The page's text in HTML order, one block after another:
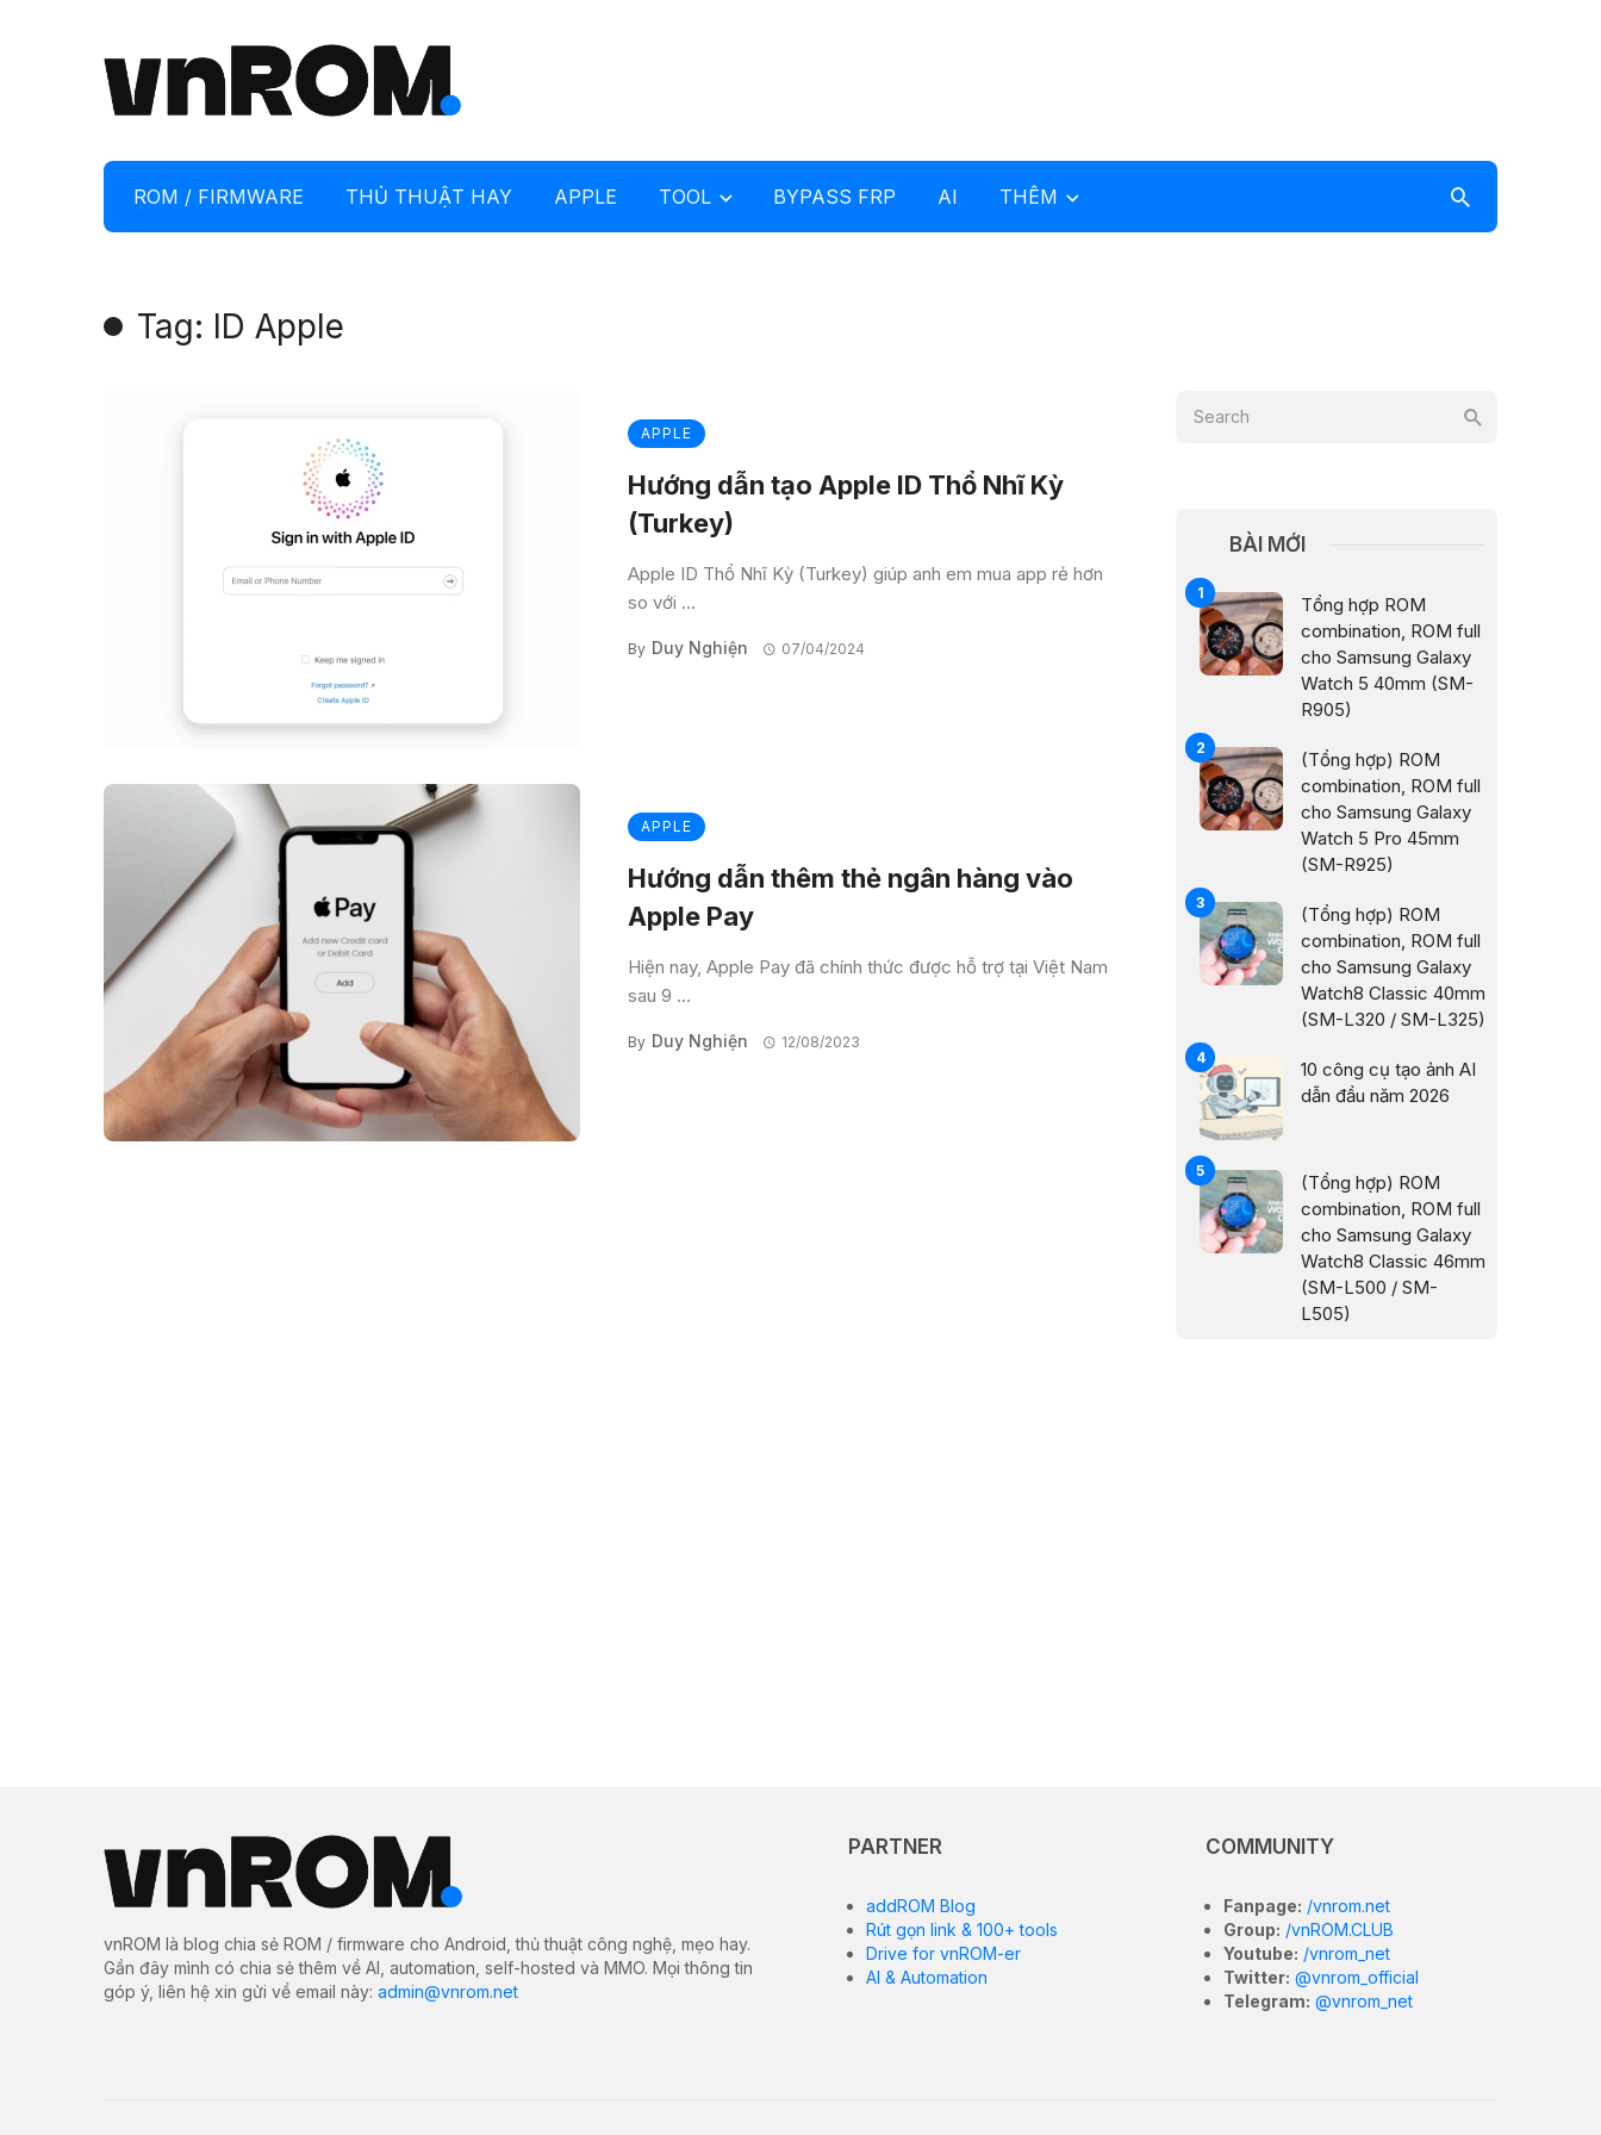
ROM / FIRMWARE THỦ THUẬT HAY APPLE TOOL BYPASS FRP AI THÊM
Tag: ID Apple
APPLE
Hướng dẫn tạo Apple ID Thổ Nhĩ Kỳ
(Turkey)
Apple ID Thổ Nhĩ Kỳ (Turkey) giúp anh em mua app rẻ hơn
so với ...
By Duy Nghiện 07/04/2024
APPLE
Hướng dẫn thêm thẻ ngân hàng vào
Apple Pay
Hiện nay, Apple Pay đã chính thức được hỗ trợ tại Việt Nam
sau 9 ...
By Duy Nghiện 12/08/2023
BÀI MỚI
Tổng hợp ROM
combination, ROM full
cho Samsung Galaxy
Watch 5 40mm (SM-
R905)
(Tổng hợp) ROM
combination, ROM full
cho Samsung Galaxy
Watch 5 Pro 45mm
(SM-R925)
(Tổng hợp) ROM
combination, ROM full
cho Samsung Galaxy
Watch8 Classic 40mm
(SM-L320 / SM-L325)
10 công cụ tạo ảnh AI
dẫn đầu năm 2026
(Tổng hợp) ROM
combination, ROM full
cho Samsung Galaxy
Watch8 Classic 46mm
(SM-L500 / SM-
L505)
vnROM là blog chia sẻ ROM / firmware cho Android, thủ thuật công nghệ, mẹo hay.
Gần đây mình có chia sẻ thêm về AI, automation, self-hosted và MMO. Mọi thông tin
góp ý, liên hệ xin gửi về email này: admin@vnrom.net
PARTNER
addROM Blog
Rút gọn link & 100+ tools
Drive for vnROM-er
AI & Automation
COMMUNITY
Fanpage: /vnrom.net
Group: /vnROM.CLUB
Youtube: /vnrom_net
Twitter: @vnrom_official
Telegram: @vnrom_net